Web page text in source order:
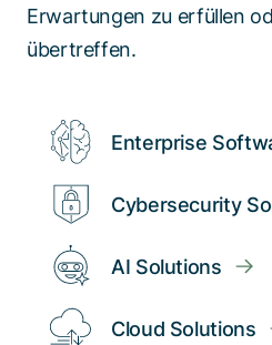
Erwartungen zu erfüllen
übertreffen.
Enterprise
Cybersecurity
AI Solutions
Cloud Solutions